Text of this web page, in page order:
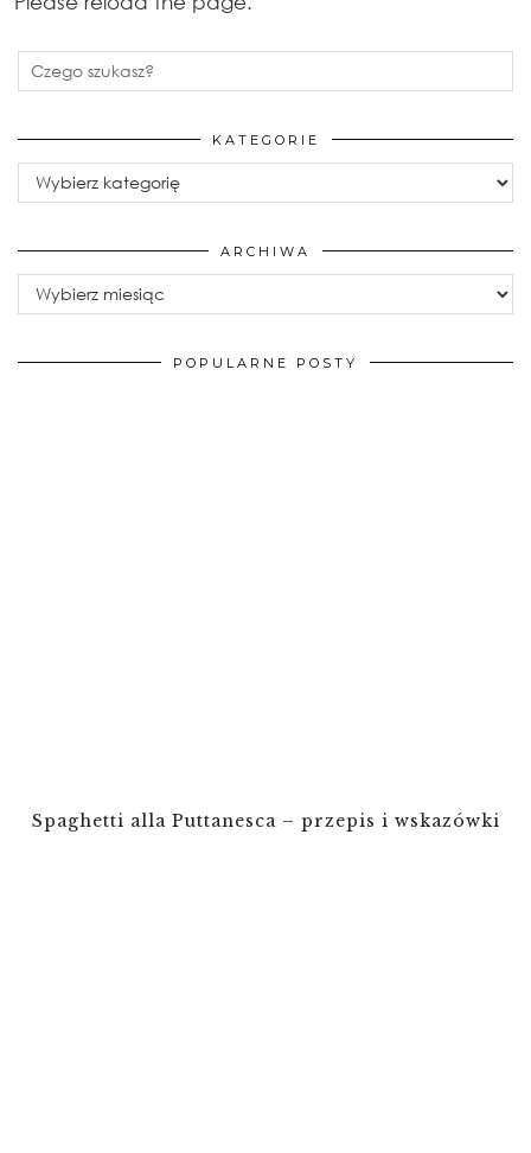
KATEGORIE
Kategorie
ARCHIWA
Archiwa
POPULARNE POSTY
Spaghetti alla Puttanesca – przepis i wskazówki